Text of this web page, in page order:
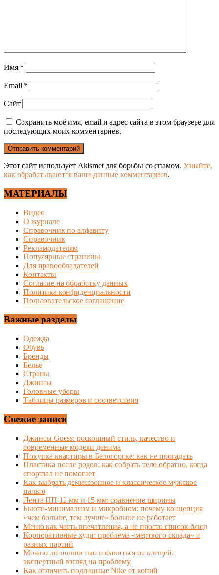
Имя *
Email *
Сайт
Сохранить моё имя, email и адрес сайта в этом браузере для
последующих моих комментариев.
Этот сайт использует Akismet для борьбы со спамом. Узнайте,
как обрабатываются ваши данные комментариев.
МАТЕРИАЛЫ
Видео
О журнале
Справочник по алфавиту
Справочник
Рекламодателям
Популярные страницы
Для правообладателей
Контакты
Согласие на обработку данных
Политика конфиденциальности
Пользовательское соглашение
Важные разделы
Одежда
Обувь
Бренды
Белье
Страны
Джинсы
Головные уборы
Таблицы размеров и соответствия
Свежие записи
Джинсы Guess: роскошный стиль, качество и
современные модели денима
Покупка квартиры в Белогорске: как не прогадать
Пластика после родов: как собрать тело обратно, когда
спортзал не помогает
Как выбрать демисезонное и классическое мужское
пальто
Лента ПП 12 мм и 15 мм: сравнение ширины
Бьюти-минимализм и микробиом: почему концепция
«чем больше, тем лучше» больше не работает
Меню как часть впечатления, а не просто список блюд
Корпоративные худи: проблема «мертвого склада» и
разных партий
Можно ли полностью избавиться от клещей:
экспертный взгляд на проблему
Как отличить подлинные Nike от копий